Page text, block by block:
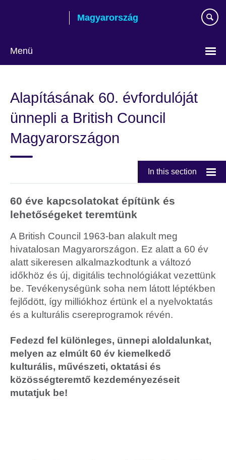
Magyarország
Menü
Alapításának 60. évfordulóját
ünnepli a British Council
Magyarországon
In this section
60 éve kapcsolatokat építünk és
lehetőségeket teremtünk
A British Council 1963-ban alakult meg
hivatalosan Magyarországon. Ez alatt a 60 év
alatt sikeresen alkalmazkodtunk a változó
időkhöz és új, digitális technológiákat vezettünk
be. Tevékenységünk soha nem látott léptékben
fejlődött, így milliókhoz értünk el a nyelvoktatás
és a kulturális csereprogramok révén.
Fedezd fel különleges, ünnepi aloldalunkat,
melyen az elmúlt 60 év kiemelkedő
kulturális, művészeti, oktatási és
közösségteremtő kezdeményezéseit
mutatjuk be!